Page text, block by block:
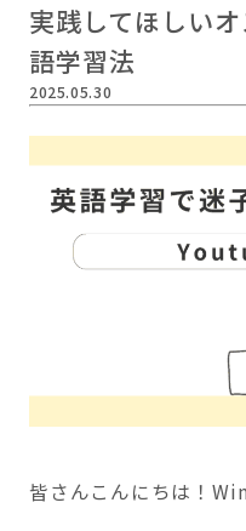
実践してほしい
語学習法
2025.05.30
皆さんこんにちは！